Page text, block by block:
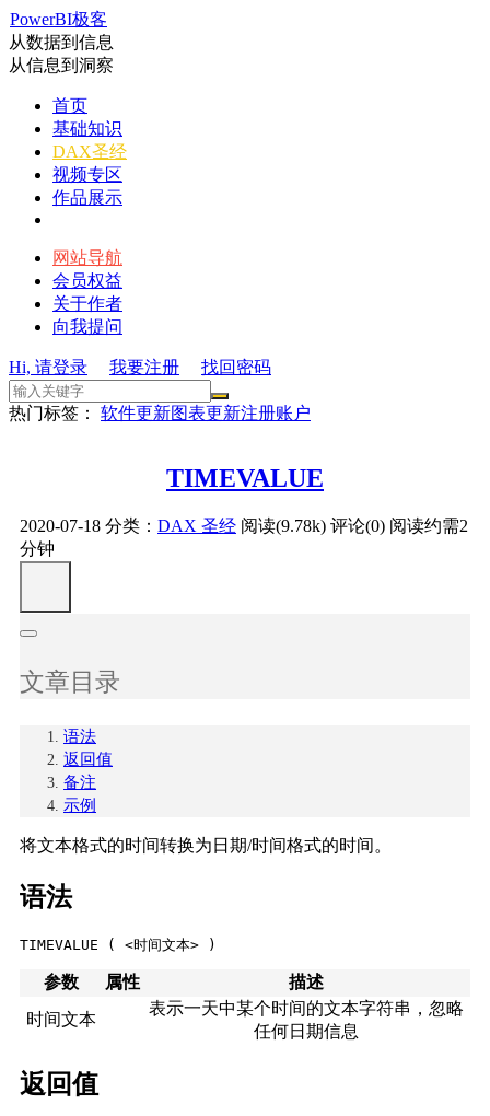
PowerBI极客
从数据到信息
从信息到洞察
首页
基础知识
DAX圣经
视频专区
作品展示
网站导航
会员权益
关于作者
向我提问
Hi, 请登录 我要注册 找回密码
热门标签： 软件更新图表更新注册账户
TIMEVALUE
2020-07-18 分类： DAX 圣经 阅读(9.78k) 评论(0) 阅读约需2
分钟
文章目录
语法
返回值
备注
示例
将文本格式的时间转换为日期/时间格式的时间。
语法
TIMEVALUE ( <时间文本> )
参数 属性
描述
时间文本
表示一天中某个时间的文本字符串，忽略
任何日期信息
返回值